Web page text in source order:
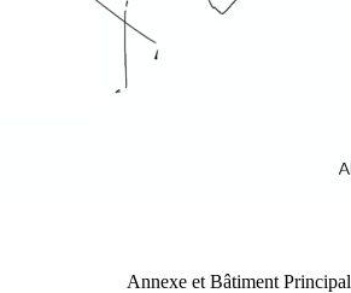
Annexe et Bâtiment Principal